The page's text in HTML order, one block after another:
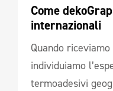
Come
internazionali
Quando
individuiamo
termoadesivi